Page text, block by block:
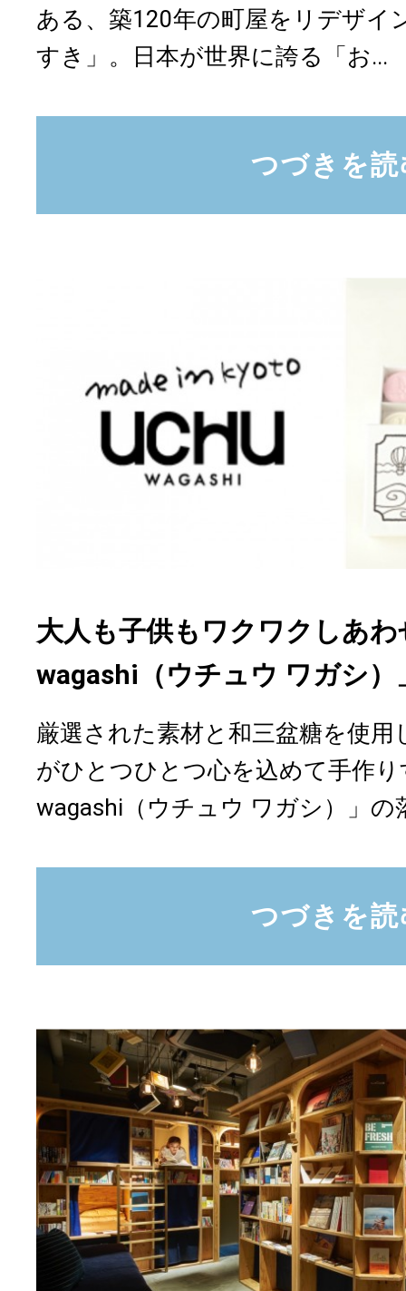
ある、築120年の町屋をリデザ
すき」。日本が世界に誇る「お...
つづきを読
大人も子供もワクワクしあわ
wagashi（ウチュウ ワガシ）
厳選された素材と和三盆糖を使
がひとつひとつ心を込めて手作り
wagashi（ウチュウ ワガシ）」の
つづきを読